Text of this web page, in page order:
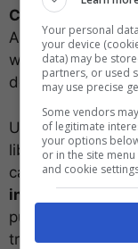
Chrome
Android. Gli
web ben
del software, che
Una volta
libera nel
capacità di
intercettare
può registrare
trasmettere
Your personal
your device
data) may be
partners, or used
may use precise
Some vendors
of legitimate
your options
or in the site
and cookie